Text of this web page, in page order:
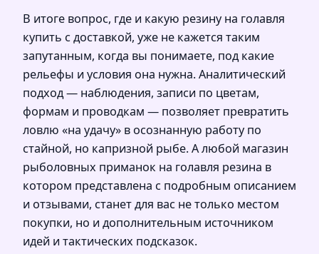
В итоге вопрос, где и какую резину на голавля
купить с доставкой, уже не кажется таким
запутанным, когда вы понимаете, под какие
рельефы и условия она нужна. Аналитический
подход — наблюдения, записи по цветам,
формам и проводкам — позволяет превратить
ловлю «на удачу» в осознанную работу по
стайной, но капризной рыбе. А любой магазин
рыболовных приманок на голавля резина в
котором представлена с подробным описанием
и отзывами, станет для вас не только местом
покупки, но и дополнительным источником
идей и тактических подсказок.